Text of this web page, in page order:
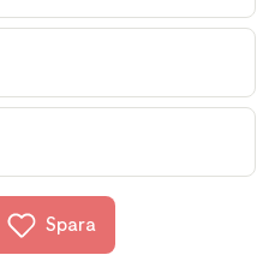
Spara